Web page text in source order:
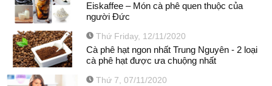
Eiskaffee – Món cà phê quen thuộc của
người Đức
Thứ Friday, 12/11/2020
Cà phê hạt ngon nhất Trung Nguyên - 2 loại
cà phê hạt được ưa chuộng nhất
Thứ 7, 07/11/2020